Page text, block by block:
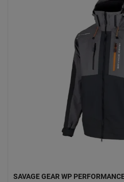
SAVAGE GEAR WP